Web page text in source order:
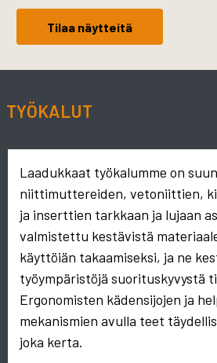
Tilaa näytteitä
TYÖKALUT
Laadukkaat työkalumme on
niittimuttereiden, vetoniittien,
ja inserttien tarkkaan ja lujaan
valmistettu kestävistä
käyttöiän takaamiseksi, ja ne
työympäristöjä suorituskyvystä
Ergonomisten kädensijojen ja
mekanismien avulla teet
joka kerta.